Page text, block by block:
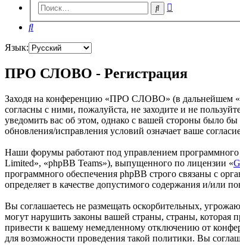
Поиск
Поиск
Язык:
ПРО СЛОВО - Регистрация
Заходя на конференцию «ПРО СЛОВО» (в дальнейшем
согласны с ними, пожалуйста, не заходите и не
уведомить вас об этом, однако с вашей стороны было
обновления/исправления условий означает ваше
Наши форумы работают под управлением программного
Limited», «phpBB Teams»), выпущенного по лицензии «
программного обеспечения phpBB строго связаны с
определяет в качестве допустимого содержания и/или
Вы соглашаетесь не размещать оскорбительных,
могут нарушить законы вашей страны, страны,
привести к вашему немедленному отключению от
для возможности проведения такой политики. Вы